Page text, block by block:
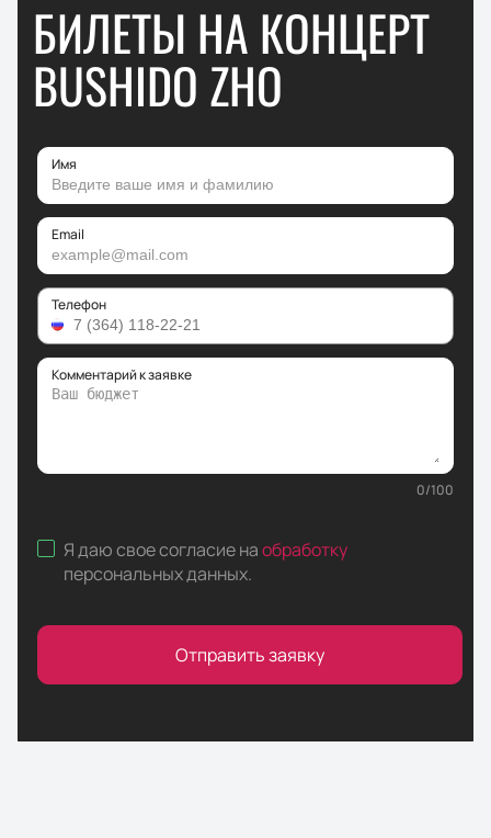
БИЛЕТЫ НА КОНЦЕРТ
BUSHIDO ZHO
Имя
Email
Телефон
Комментарий к заявке
0/100
Я даю свое согласие наобработку
персональных данных.
Отправить заявку